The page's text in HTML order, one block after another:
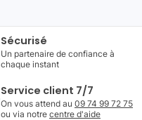
Sécurisé
Un partenaire de confiance à
chaque instant
Service client 7/7
On vous attend au 09 74 99 72 75
ou via notre centre d'aide